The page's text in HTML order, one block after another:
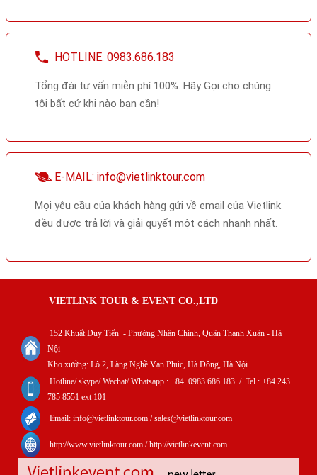
HOTLINE: 0983.686.183
Tổng đài tư vấn miễn phí 100%. Hãy Gọi cho chúng
tôi bất cứ khi nào bạn cần!
E-MAIL: info@vietlinktour.com
Mọi yêu cầu của khách hàng gửi về email của Vietlink
đều được trả lời và giải quyết một cách nhanh nhất.
VIETLINK TOUR & EVENT CO.,LTD
152 Khuất Duy Tiến - Phường Nhân Chính, Quận Thanh Xuân - Hà
Nội
Kho xưởng: Lô 2, Làng Nghề Vạn Phúc, Hà Đông, Hà Nội.
Hotline/ skype/ Wechat/ Whatsapp : +84 .0983.686.183 / Tel : +84 243
785 8551 ext 101
Email: info@vietlinktour.com / sales@vietlinktour.com
http://www.vietlinktour.com / http://vietlinkevent.com